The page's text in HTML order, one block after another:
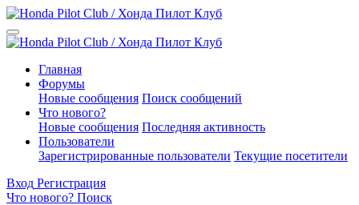
Главная
Форумы
Новые сообщения Поиск сообщений
Что нового?
Новые сообщения Последняя активность
Пользователи
Зарегистрированные пользователи Текущие посетители
Вход Регистрация
Что нового? Поиск